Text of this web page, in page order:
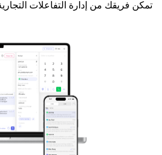
تمكن فريقك من إدارة التفاعلات